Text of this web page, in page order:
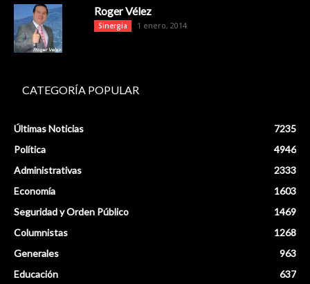
Roger Vélez
Sinergia 1 enero, 2014
CATEGORÍA POPULAR
Últimas Noticias
7235
Política
4946
Administrativas
2333
Economía
1603
Seguridad y Orden Público
1469
Columnistas
1268
Generales
963
Educación
637